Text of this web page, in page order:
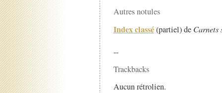
Autres notules
Index classé(partiel) de Carnets
--
Trackbacks
Aucun rétrolien.